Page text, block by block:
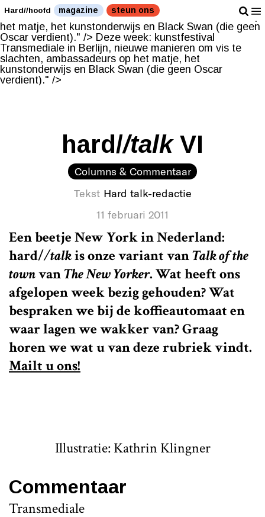
Deze week: kunstfestival Transmediale in Berlijn,
nieuwe manieren om vis te slachten, ambassadeurs op
het matje, het kunstonderwijs en Black Swan (die geen
Oscar verdient)." /> Deze week: kunstfestival
Transmediale in Berlijn, nieuwe manieren om vis te
slachten, ambassadeurs op het matje, het
kunstonderwijs en Black Swan (die geen Oscar
verdient)." />
Hard//hoofd magazine steun ons
hard//talkVI
Columns & Commentaar
Tekst Hard talk-redactie
11 februari 2011
Een beetje New York in Nederland:
hard//talkis onze variant vanTalk of the
townvanThe New Yorker. Wat heeft ons
afgelopen week bezig gehouden? Wat
bespraken we bij de koffieautomaat en
waar lagen we wakker van? Graag
horen we wat u van deze rubriek vindt.
Mailt u ons!
Illustratie: Kathrin Klingner
Commentaar
Transmediale